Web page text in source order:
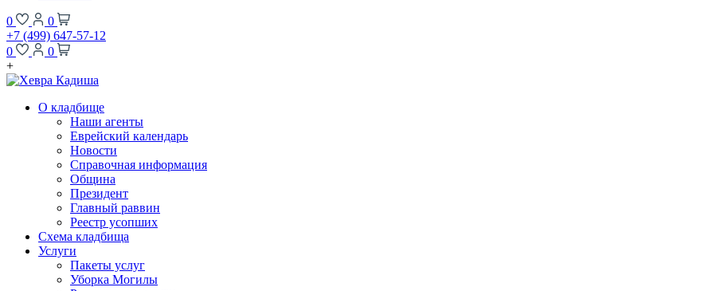
0
0
+7 (499) 647-57-12
0
0
+
О кладбище
Наши агенты
Еврейский календарь
Новости
Справочная информация
Община
Президент
Главный раввин
Реестр усопших
Схема кладбища
Услуги
Пакеты услуг
Уборка Могилы